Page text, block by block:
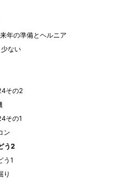
年の準備とヘルニア
ない
その2
その1
ン
う2
う1
り